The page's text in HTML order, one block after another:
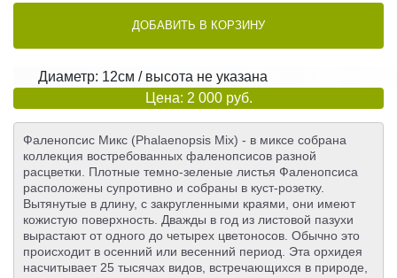
ДОБАВИТЬ В КОРЗИНУ
Диаметр: 12см / высота не указана
Цена: 2 000 руб.
Фаленопсис Микс (Phalaenopsis Mix) - в миксе собрана
коллекция востребованных фаленопсисов разной
расцветки. Плотные темно-зеленые листья Фаленопсиса
расположены супротивно и собраны в куст-розетку.
Вытянутые в длину, с закругленными краями, они имеют
кожистую поверхность. Дважды в год из листовой пазухи
вырастают от одного до четырех цветоносов. Обычно это
происходит в осенний или весенний период. Эта орхидея
насчитывает 25 тысячах видов, встречающихся в природе,